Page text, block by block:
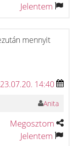
Jelentem
mennyit
14:40
Anita
Megosztom
Jelentem